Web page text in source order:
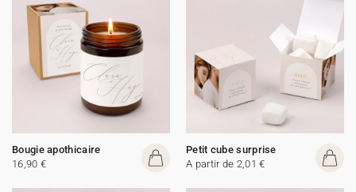
Bougie apothicaire
16,90 €
Petit cube surprise
A partir de 2,01 €